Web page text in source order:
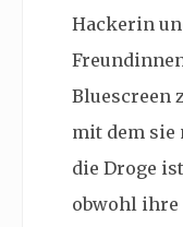
Hackerin
Bluescreen
mit dem sie
die Droge
obwohl ihre